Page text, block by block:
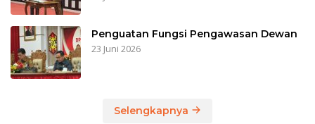
Penguatan Fungsi Pengawasan Dewan
23 Juni 2026
Selengkapnya